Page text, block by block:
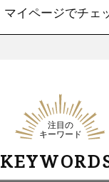
マイページでチェ
注目の
キーワード